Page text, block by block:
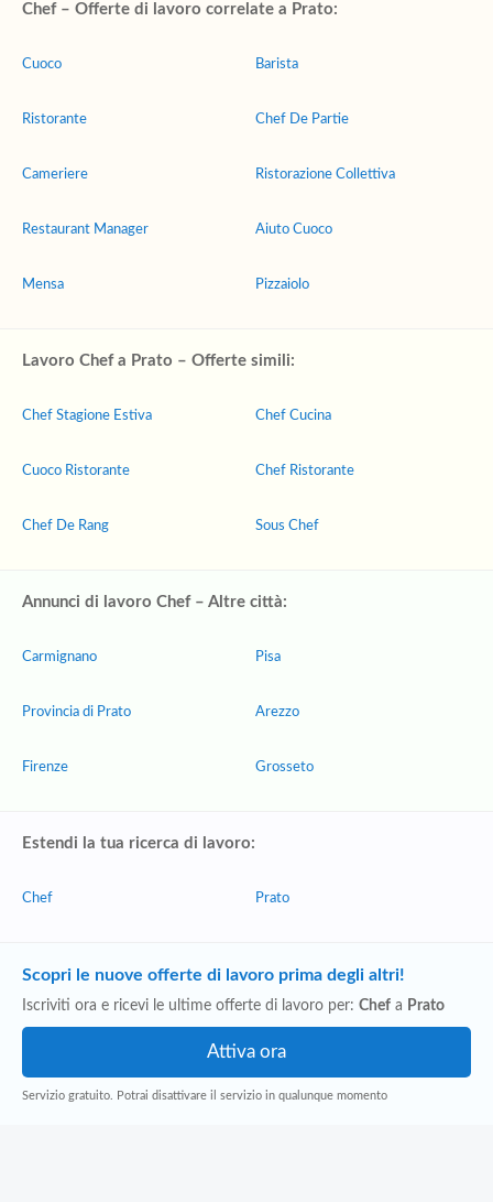
Chef – Offerte di lavoro correlate a Prato:
Cuoco
Ristorante
Cameriere
Restaurant Manager
Mensa
Barista
Chef De Partie
Ristorazione Collettiva
Aiuto Cuoco
Pizzaiolo
Lavoro Chef a Prato – Offerte simili:
Chef Stagione Estiva
Cuoco Ristorante
Chef De Rang
Chef Cucina
Chef Ristorante
Sous Chef
Annunci di lavoro Chef – Altre città:
Carmignano
Provincia di Prato
Firenze
Pisa
Arezzo
Grosseto
Estendi la tua ricerca di lavoro:
Chef Prato
Scopri le nuove offerte di lavoro prima degli altri!
Iscriviti ora e ricevi le ultime offerte di lavoro per: Chef a Prato
Servizio gratuito. Potrai disattivare il servizio in qualunque momento